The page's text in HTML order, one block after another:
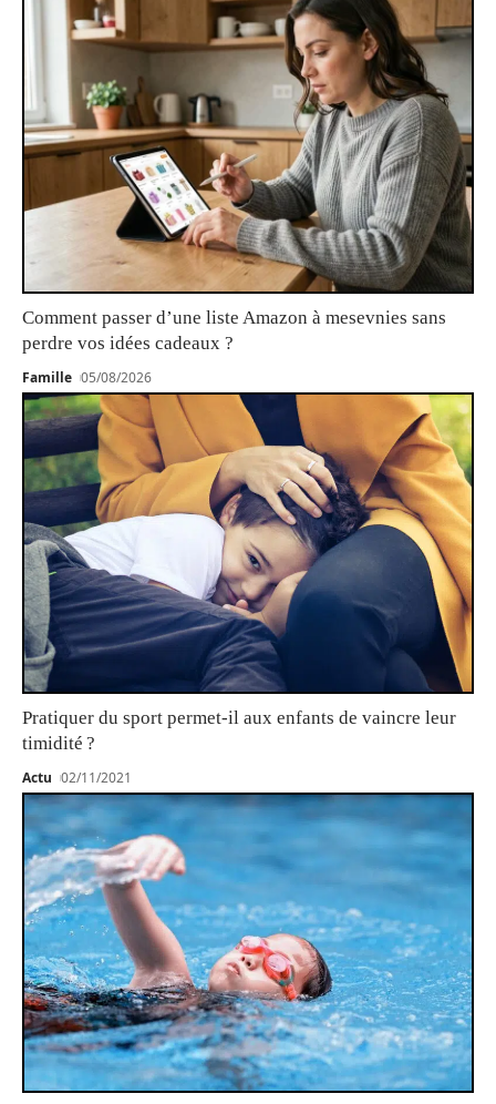
Comment passer d’une liste Amazon à mesevnies sans
perdre vos idées cadeaux ?
Famille 05/08/2026
Pratiquer du sport permet-il aux enfants de vaincre leur
timidité ?
Actu 02/11/2021